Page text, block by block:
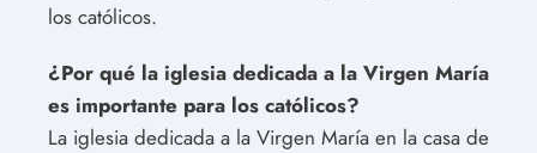
los católicos.
¿Por qué la iglesia dedicada a la Virgen María
es importante para los católicos?
La iglesia dedicada a la Virgen María en la casa de